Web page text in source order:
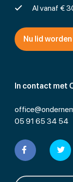
In contact met
05 91 65 34 54
Al vanaf €
Nu lid worden